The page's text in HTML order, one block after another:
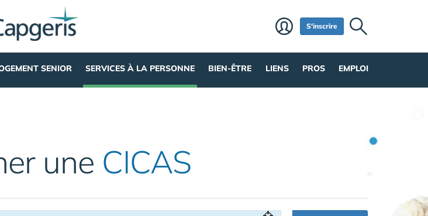
S'inscrire
SENIOR SERVICES À LA PERSONNE BIEN-ÊTRE LIENS PROS EMPLOI
une CICAS